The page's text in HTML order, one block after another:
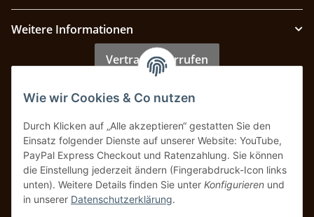
Weitere Informationen
Vertrag widerrufen
Zahlung & Versand
Wie wir Cookies & Co nutzen
Durch Klicken auf „Alle akzeptieren“ gestatten Sie den
Einsatz folgender Dienste auf unserer Website: YouTube,
PayPal Express Checkout und Ratenzahlung. Sie können
die Einstellung jederzeit ändern (Fingerabdruck-Icon links
unten). Weitere Details finden Sie unter Konfigurieren und
in unserer Datenschutzerklärung.